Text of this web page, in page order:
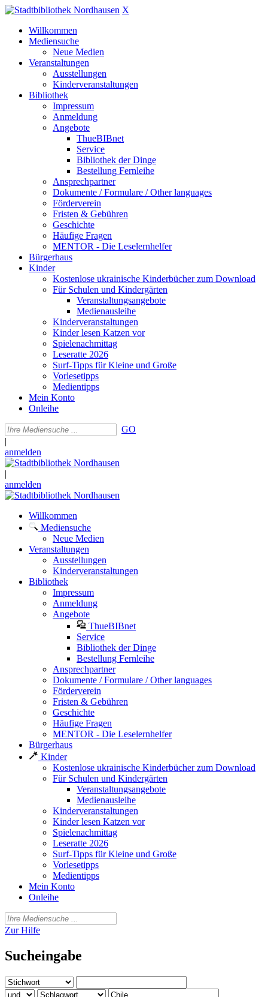
X
Willkommen
Mediensuche
Neue Medien
Veranstaltungen
Ausstellungen
Kinderveranstaltungen
Bibliothek
Impressum
Anmeldung
Angebote
ThueBIBnet
Service
Bibliothek der Dinge
Bestellung Fernleihe
Ansprechpartner
Dokumente / Formulare / Other languages
Förderverein
Fristen & Gebühren
Geschichte
Häufige Fragen
MENTOR - Die Leselernhelfer
Bürgerhaus
Kinder
Kostenlose ukrainische Kinderbücher zum Download
Für Schulen und Kindergärten
Veranstaltungsangebote
Medienausleihe
Kinderveranstaltungen
Kinder lesen Katzen vor
Spielenachmittag
Leseratte 2026
Surf-Tipps für Kleine und Große
Vorlesetipps
Medientipps
Mein Konto
Onleihe
GO
|
anmelden
|
anmelden
Willkommen
Mediensuche
Neue Medien
Veranstaltungen
Ausstellungen
Kinderveranstaltungen
Bibliothek
Impressum
Anmeldung
Angebote
ThueBIBnet
Service
Bibliothek der Dinge
Bestellung Fernleihe
Ansprechpartner
Dokumente / Formulare / Other languages
Förderverein
Fristen & Gebühren
Geschichte
Häufige Fragen
MENTOR - Die Leselernhelfer
Bürgerhaus
Kinder
Kostenlose ukrainische Kinderbücher zum Download
Für Schulen und Kindergärten
Veranstaltungsangebote
Medienausleihe
Kinderveranstaltungen
Kinder lesen Katzen vor
Spielenachmittag
Leseratte 2026
Surf-Tipps für Kleine und Große
Vorlesetipps
Medientipps
Mein Konto
Onleihe
Zur Hilfe
Sucheingabe